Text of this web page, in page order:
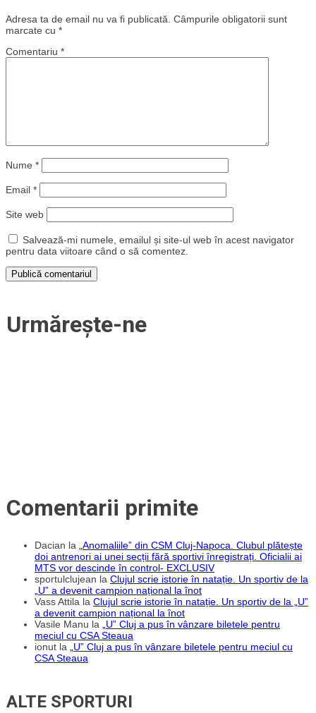
Adresa ta de email nu va fi publicată. Câmpurile obligatorii sunt
marcate cu *
Comentariu *
Nume *
Email *
Site web
Salvează-mi numele, emailul și site-ul web în acest navigator
pentru data viitoare când o să comentez.
Urmărește-ne
Comentarii primite
Dacian la „Anomaliile” din CSM Cluj-Napoca. Clubul plătește
doi antrenori ai unei secții fără sportivi înregistrați. Oficialii ai
MTS vor descinde în control- EXCLUSIV
sportulclujean la Clujul scrie istorie în natație. Un sportiv de la
„U” a devenit campion național la înot
Vass Attila la Clujul scrie istorie în natație. Un sportiv de la „U”
a devenit campion național la înot
Vasile Manu la „U” Cluj a pus în vânzare biletele pentru
meciul cu CSA Steaua
ionut la „U” Cluj a pus în vânzare biletele pentru meciul cu
CSA Steaua
ALTE SPORTURI